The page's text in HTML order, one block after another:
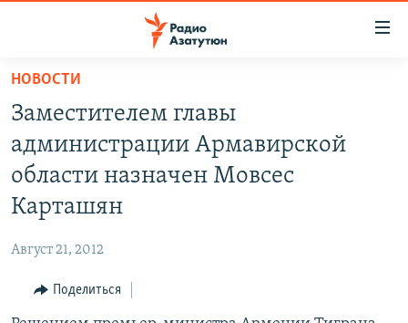
Перейти
основному
содержанию
Перейти
основной
Перейти
поиску
ПОЛИТИКА
ОБЩЕСТВО
РЕГИОН
НАГОРНЫЙ КАРАБАХ
НОВОСТИ
Заместителем главы
администрации Армавирской
области назначен Мовсес
Карташян
Август 21, 2012
Поделиться